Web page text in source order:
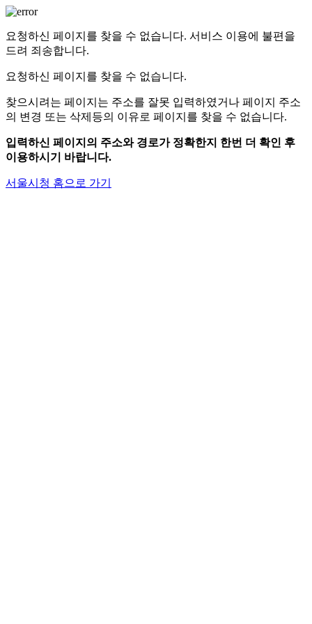
요청하신 페이지를 찾을 수 없습니다. 서비스 이용에 불편을
드려 죄송합니다.
요청하신 페이지를 찾을 수 없습니다.
찾으시려는 페이지는 주소를 잘못 입력하였거나 페이지 주소
의 변경 또는 삭제등의 이유로 페이지를 찾을 수 없습니다.
입력하신 페이지의 주소와 경로가 정확한지 한번 더 확인 후
이용하시기 바랍니다.
서울시청 홈으로 가기